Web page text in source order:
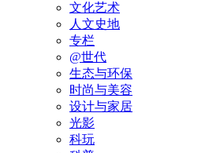
文化艺术
人文史地
专栏
@世代
生态与环保
时尚与美容
设计与家居
光影
科玩